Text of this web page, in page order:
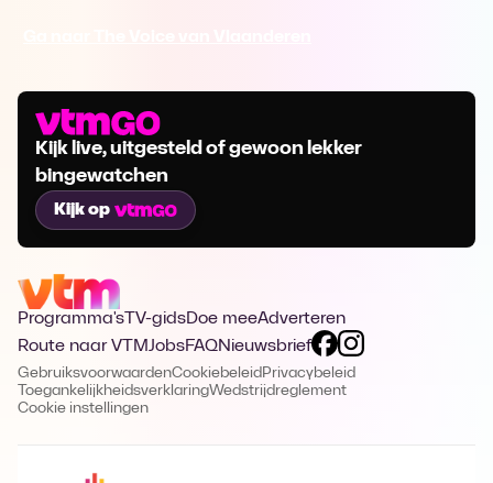
Kijk live, uitgesteld of gewoon lekker
bingewatchen
Kijk op
Programma's TV-gidsDoe meeAdverteren
Route naar VTMJobsFAQNieuwsbrief
GebruiksvoorwaardenCookiebeleid Privacybeleid
ToegankelijkheidsverklaringWedstrijdreglement
Cookie instellingen